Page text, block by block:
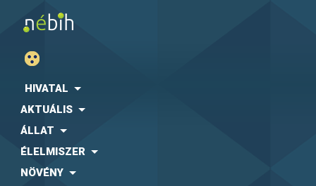
HIVATAL
AKTUÁLIS
ÁLLAT
ÉLELMISZER
NÖVÉNY